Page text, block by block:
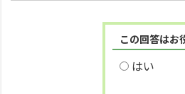
この回答はお
はい